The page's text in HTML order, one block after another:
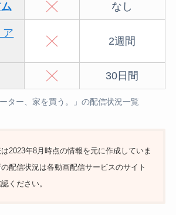
なし
ア
2週間
30日間
ター、家を買う。」の配信状況一覧
は2023年8月時点の情報を元に作成していま
配信状況は各動画配信サービスのサイト
ください。